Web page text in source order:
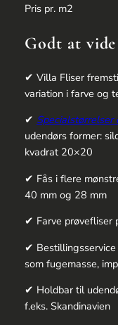
Pris pr. m2
Godt at vide
✔ Villa Fliser
variation i farve og
✔
udendørs former:
kvadrat 20×20
✔ Fås i flere
40 mm og 28 mm
✔ Farve prøvefliser
✔
som fugemasse,
✔ Holdbar til
f.eks. Skandinavien